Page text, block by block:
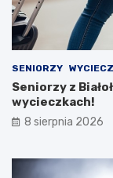
SENIORZY
Seniorzy z
wycieczkach!
8 sierpnia 2026